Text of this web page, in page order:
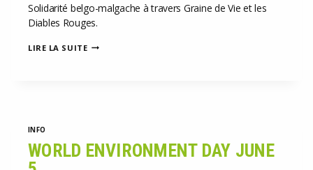
Solidarité belgo-malgache à travers Graine de Vie et les
Diables Rouges.
LIRE LA SUITEGRAINEDEVIE-
INFO
WORLD ENVIRONMENT DAY JUNE